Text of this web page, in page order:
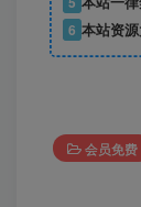
6 本站资
会员免费